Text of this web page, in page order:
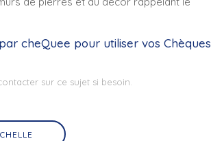
par cheQuee pour utiliser vos Chèques
sur ce sujet si besoin.